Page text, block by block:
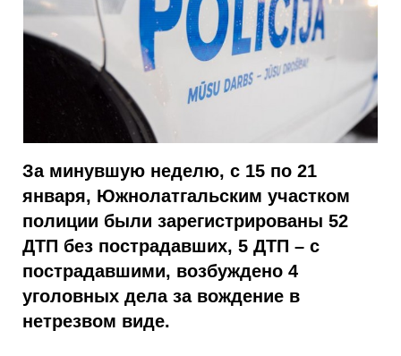
За минувшую неделю, с 15 по 21
января, Южнолатгальским участком
полиции были зарегистрированы 52
ДТП без пострадавших, 5 ДТП – с
пострадавшими, возбуждено 4
уголовных дела за вождение в
нетрезвом виде.